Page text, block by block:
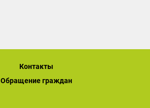
Контакты
Обращение граждан